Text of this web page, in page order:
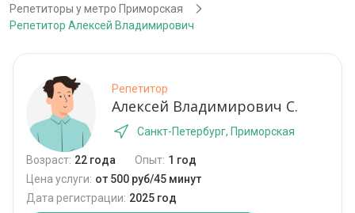
Репетиторы у метро Приморская
Репетитор Алексей Владимирович
Репетитор
Алексей Владимирович С.
Санкт-Петербург, Приморская
Возраст: 22 года Опыт: 1 год
Цена услуги: от 500 руб/45 минут
Дата регистрации: 2025 год